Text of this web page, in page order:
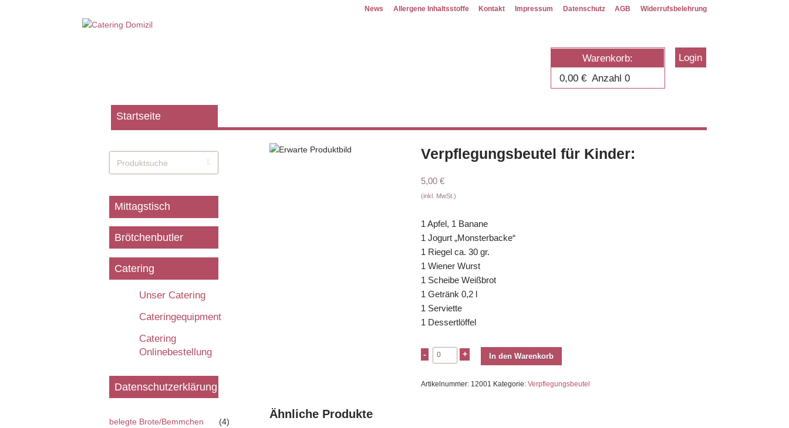
News Allergene Inhaltsstoffe Kontakt Impressum Datenschutz AGB Widerrufsbelehrung
Login
Warenkorb:
0,00 € Anzahl 0
Startseite
Verpflegungsbeutel für Kinder:
5,00 €
(inkl. MwSt.)
1 Apfel, 1 Banane
1 Jogurt „Monsterbacke“
1 Riegel ca. 30 gr.
1 Wiener Wurst
1 Scheibe Weißbrot
1 Getränk 0,2 l
1 Serviette
1 Dessertlöffel
In den Warenkorb
Artikelnummer: 12001 Kategorie: Verpflegungsbeutel
Ähnliche Produkte
Mittagstisch
Brötchenbutler
Catering
Unser Catering
Cateringequipment
Catering
Onlinebestellung
Datenschutzerklärung
belegte Brote/Bemmchen
(4)